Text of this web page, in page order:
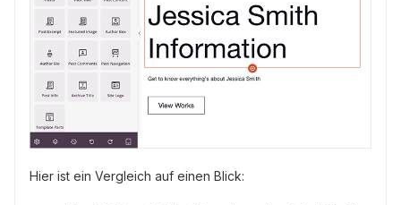
Hier ist ein Vergleich auf einen Blick: